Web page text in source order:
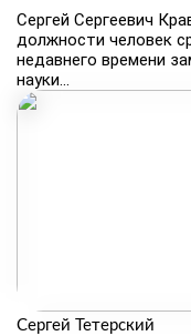
​Сергей Сергеевич
должности человек
недавнего времени
науки...
Сергей Тетерский